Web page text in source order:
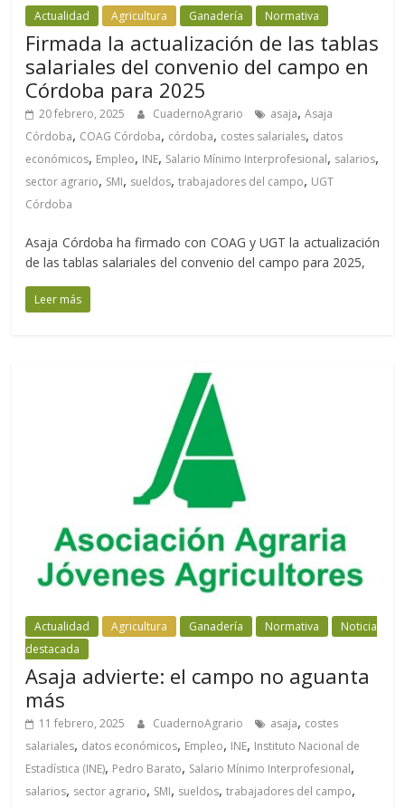
Actualidad Agricultura Ganadería Normativa
Firmada la actualización de las tablas
salariales del convenio del campo en
Córdoba para 2025
20 febrero, 2025 CuadernoAgrario asaja,Asaja
Córdoba, COAG Córdoba, córdoba, costes salariales, datos
económicos, Empleo, INE, Salario Mínimo Interprofesional, salarios,
sector agrario, SMI, sueldos,trabajadores del campo, UGT
Córdoba
Asaja Córdoba ha firmado con COAG y UGT la actualización
de las tablas salariales del convenio del campo para 2025,
Leer más
Actualidad Agricultura Ganadería Normativa
Noticia
destacada
Asaja advierte: el campo no aguanta
más
11 febrero, 2025 CuadernoAgrario asaja, costes
salariales, datos económicos, Empleo, INE, Instituto Nacional de
Estadística (INE), Pedro Barato, Salario Mínimo Interprofesional,
salarios, sector agrario, SMI, sueldos,trabajadores del campo,